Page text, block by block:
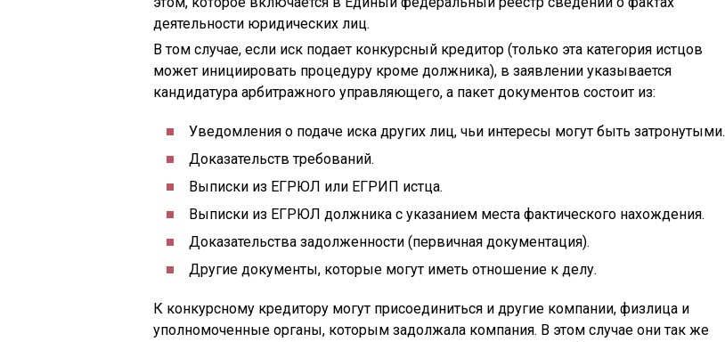
деятельности юридических лиц.
В том случае, если иск подает конкурсный кредитор (только эта категория истцов
может инициировать процедуру кроме должника), в заявлении указывается
кандидатура арбитражного управляющего, а пакет документов состоит из:
Уведомления о подаче иска других лиц, чьи интересы могут быть затронутыми.
Доказательств требований.
Выписки из ЕГРЮЛ или ЕГРИП истца.
Выписки из ЕГРЮЛ должника с указанием места фактического нахождения.
Доказательства задолженности (первичная документация).
Другие документы, которые могут иметь отношение к делу.
К конкурсному кредитору могут присоединиться и другие компании, физлица и
уполномоченные органы, которым задолжала компания. В этом случае они так же